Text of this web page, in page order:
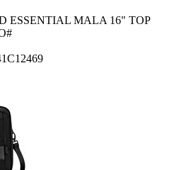
ESSENTIAL MALA 16" TOP